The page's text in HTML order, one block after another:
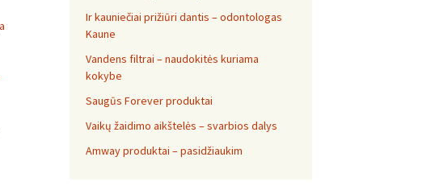
a
Ir kauniečiai prižiūri dantis – odontologas
Kaune
Vandens filtrai – naudokitės kuriama
kokybe
Saugūs Forever produktai
Vaikų žaidimo aikštelės – svarbios dalys
Amway produktai – pasidžiaukim